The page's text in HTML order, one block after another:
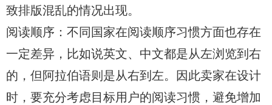
致排版混乱的情况出现。
阅读顺序：不同国家在阅读顺序习惯方面也存在
一定差异，比如说英文、中文都是从左浏览到右
的，但阿拉伯语则是从右到左。因此卖家在设计
时，要充分考虑目标用户的阅读习惯，避免增加